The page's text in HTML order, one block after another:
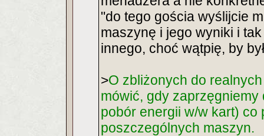
"do tego gościa wyślijcie
maszynę i jego wyniki i
innego, choć wątpię, by
>O zbliżonych do
mówić, gdy
pobór energii w/w kart)
poszczególnych maszyn.